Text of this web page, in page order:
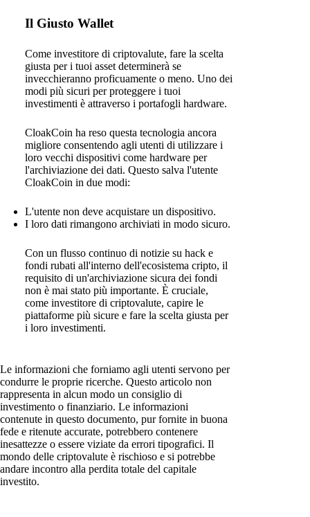
Il Giusto Wallet
Come investitore di criptovalute, fare la scelta
giusta per i tuoi asset determinerà se
invecchieranno proficuamente o meno. Uno dei
modi più sicuri per proteggere i tuoi
investimenti è attraverso i portafogli hardware.
CloakCoin ha reso questa tecnologia ancora
migliore consentendo agli utenti di utilizzare i
loro vecchi dispositivi come hardware per
l'archiviazione dei dati. Questo salva l'utente
CloakCoin in due modi:
L'utente non deve acquistare un dispositivo.
I loro dati rimangono archiviati in modo sicuro.
Con un flusso continuo di notizie su hack e
fondi rubati all'interno dell'ecosistema cripto, il
requisito di un'archiviazione sicura dei fondi
non è mai stato più importante. È cruciale,
come investitore di criptovalute, capire le
piattaforme più sicure e fare la scelta giusta per
i loro investimenti.
Le informazioni che forniamo agli utenti servono per
condurre le proprie ricerche. Questo articolo non
rappresenta in alcun modo un consiglio di
investimento o finanziario. Le informazioni
contenute in questo documento, pur fornite in buona
fede e ritenute accurate, potrebbero contenere
inesattezze o essere viziate da errori tipografici. Il
mondo delle criptovalute è rischioso e si potrebbe
andare incontro alla perdita totale del capitale
investito.